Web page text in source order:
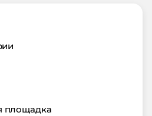
площадка